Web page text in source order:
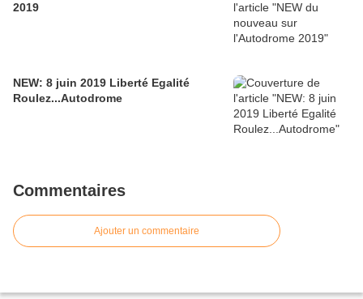
2019
NEW: 8 juin 2019 Liberté Egalité
Roulez...Autodrome
Commentaires
Ajouter un commentaire